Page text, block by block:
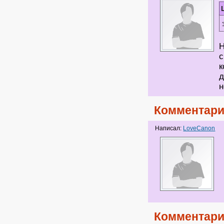
Написал: LoveCanon